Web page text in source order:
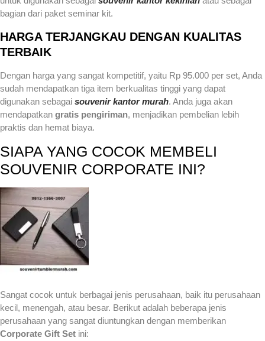
bagian dari paket seminar kit.
HARGA TERJANGKAU DENGAN KUALITAS
TERBAIK
Dengan harga yang sangat kompetitif, yaitu Rp 95.000 per set, Anda
sudah mendapatkan tiga item berkualitas tinggi yang dapat
digunakan sebagai souvenir kantor murah. Anda juga akan
mendapatkan gratis pengiriman, menjadikan pembelian lebih
praktis dan hemat biaya.
SIAPA YANG COCOK MEMBELI
SOUVENIR CORPORATE INI?
Sangat cocok untuk berbagai jenis perusahaan, baik itu perusahaan
kecil, menengah, atau besar. Berikut adalah beberapa jenis
perusahaan yang sangat diuntungkan dengan memberikan
Corporate Gift Set ini: